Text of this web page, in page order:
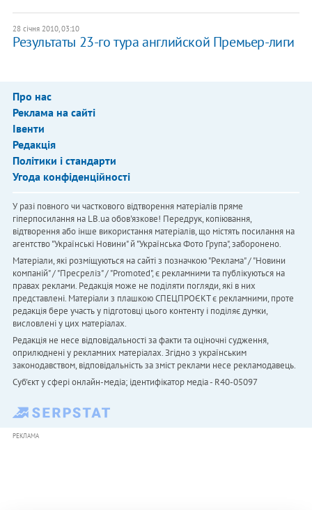
28 січня 2010, 03:10
Результаты 23-го тура английской Премьер-лиги
Про нас
Реклама на сайті
Івенти
Редакція
Політики і стандарти
Угода конфіденційності
У разі повного чи часткового відтворення матеріалів пряме
гіперпосилання на LB.ua обов'язкове! Передрук, копіювання,
відтворення або інше використання матеріалів, що містять посилання на
агентство "Українськi Новини" й "Українська Фото Група", заборонено.
Матеріали, які розміщуються на сайті з позначкою "Реклама" / "Новини
компаній" / "Пресреліз" / "Promoted", є рекламними та публікуються на
правах реклами. Редакція може не поділяти погляди, які в них
представлені. Матеріали з плашкою СПЕЦПРОЄКТ є рекламними, проте
редакція бере участь у підготовці цього контенту і поділяє думки,
висловлені у цих матеріалах.
Редакція не несе відповідальності за факти та оціночні судження,
оприлюднені у рекламних матеріалах. Згідно з українським
законодавством, відповідальність за зміст реклами несе рекламодавець.
Cуб'єкт у сфері онлайн-медіа; ідентифікатор медіа - R40-05097
РЕКЛАМА